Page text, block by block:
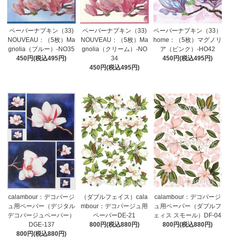
ペーパーナプキン（33)
NOUVEAU：（5枚）Ma
gnolia（ブルー）-NO35
450円(税込495円)
ペーパーナプキン（33)
NOUVEAU：（5枚）Ma
gnolia（クリーム）-NO
34
450円(税込495円)
ペーパーナプキン（33）
home：（5枚）マグノリ
ア（ピンク）-HO42
450円(税込495円)
calambour：デコパージ
ュ用ペーパー（デジタル
デコパージュペーパー）
DGE-137
800円(税込880円)
（ダブルフェイス）cala
mbour：デコパージュ用
ペーパーDE-21
800円(税込880円)
calambour：デコパージ
ュ用ペーパー（ダブルフ
ェィス スモール）DF-04
800円(税込880円)